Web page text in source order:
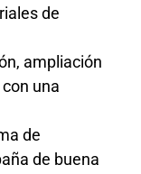
de
ampliación
una
de
de buena